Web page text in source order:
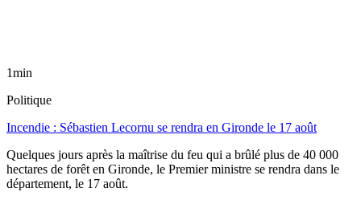
1min
Politique
Incendie : Sébastien Lecornu se rendra en Gironde le 17 août
Quelques jours après la maîtrise du feu qui a brûlé plus de 40 000
hectares de forêt en Gironde, le Premier ministre se rendra dans le
département, le 17 août.